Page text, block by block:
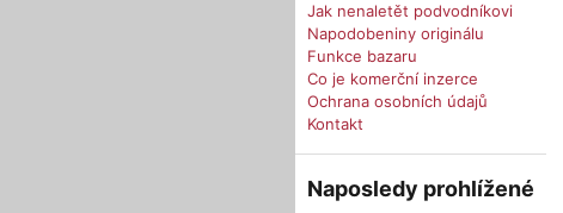
Jak nenaletět podvodníkovi
Napodobeniny originálu
Funkce bazaru
Co je komerční inzerce
Ochrana osobních údajů
Kontakt
Naposledy prohlížené